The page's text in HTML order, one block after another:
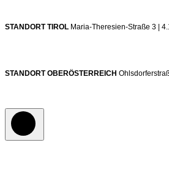
STANDORT TIROL Maria-Theresien-Straße 3 |
STANDORT OBERÖSTERREICH